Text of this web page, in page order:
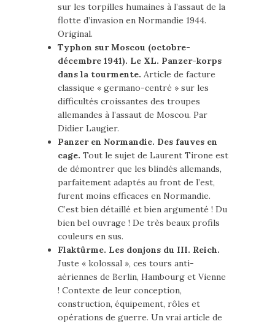
sur les torpilles humaines à l’assaut de la
flotte d’invasion en Normandie 1944.
Original.
Typhon sur Moscou (octobre-
décembre 1941). Le XL. Panzer-korps
dans la tourmente. Article de facture
classique « germano-centré » sur les
difficultés croissantes des troupes
allemandes à l’assaut de Moscou. Par
Didier Laugier.
Panzer en Normandie. Des fauves en
cage. Tout le sujet de Laurent Tirone est
de démontrer que les blindés allemands,
parfaitement adaptés au front de l’est,
furent moins efficaces en Normandie.
C’est bien détaillé et bien argumenté ! Du
bien bel ouvrage ! De très beaux profils
couleurs en sus.
Flaktûrme. Les donjons du III. Reich.
Juste « kolossal », ces tours anti-
aériennes de Berlin, Hambourg et Vienne
! Contexte de leur conception,
construction, équipement, rôles et
opérations de guerre. Un vrai article de